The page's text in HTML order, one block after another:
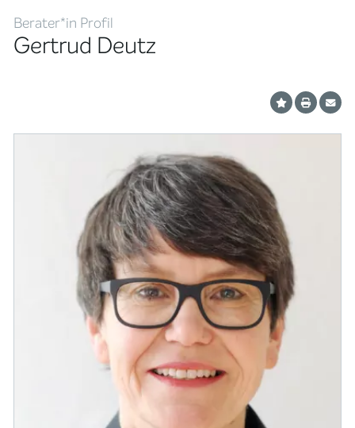
Berater*in Profil
Gertrud Deutz